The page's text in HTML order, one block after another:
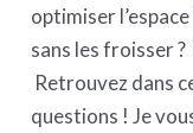
optimiser
sans les froisser
Retrouvez dans
questions ! Je